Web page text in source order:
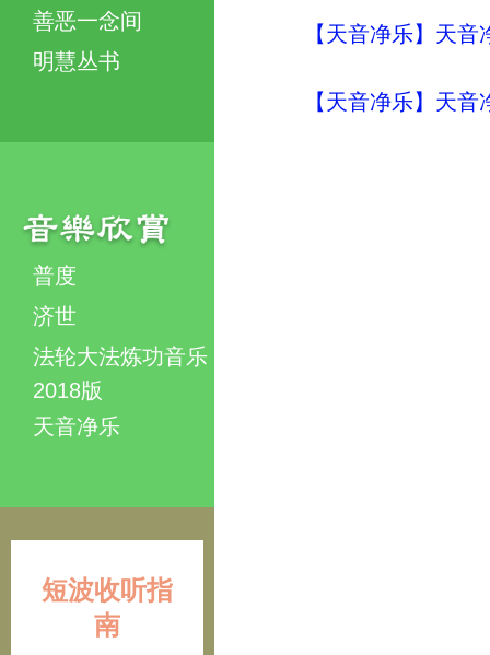
善恶一念间
明慧丛书
普度
济世
法轮大法炼功音乐
2018版
天音净乐
短波收听指
南
【天音净乐】天
【天音净乐】天